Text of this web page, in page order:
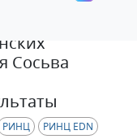
Сосьва
РИНЦ РИНЦ EDN